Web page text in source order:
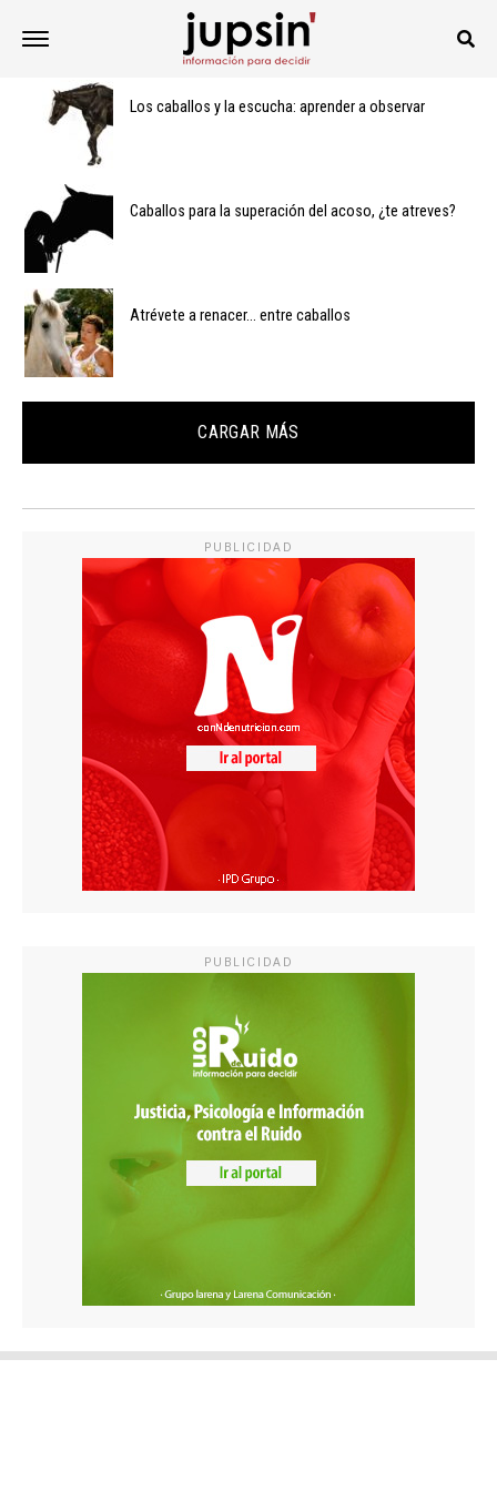
Los caballos y la escucha: aprender a observar
Caballos para la superación del acoso, ¿te atreves?
Atrévete a renacer… entre caballos
CARGAR MÁS
PUBLICIDAD
PUBLICIDAD